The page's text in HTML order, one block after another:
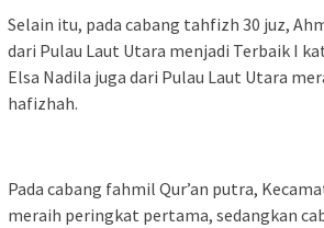
Selain itu, pada cabang tahfizh 30 juz,
dari Pulau Laut Utara menjadi Terbaik I
Elsa Nadila juga dari Pulau Laut Utara
hafizhah.
Pada cabang fahmil Qur’an putra,
meraih peringkat pertama, sedangkan